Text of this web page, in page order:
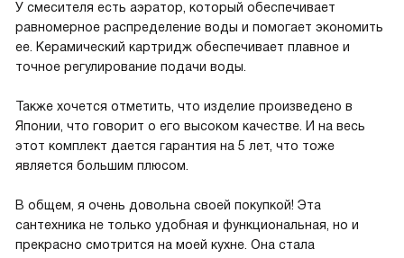
У смесителя есть аэратор, который обеспечивает
равномерное распределение воды и помогает экономить
ее. Керамический картридж обеспечивает плавное и
точное регулирование подачи воды.
Также хочется отметить, что изделие произведено в
Японии, что говорит о его высоком качестве. И на весь
этот комплект дается гарантия на 5 лет, что тоже
является большим плюсом.
В общем, я очень довольна своей покупкой! Эта
сантехника не только удобная и функциональная, но и
прекрасно смотрится на моей кухне. Она стала